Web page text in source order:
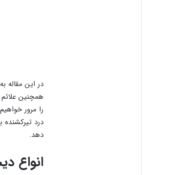
در این مقاله
همچنین علائم
را مرور
درد
دهد.
انواع